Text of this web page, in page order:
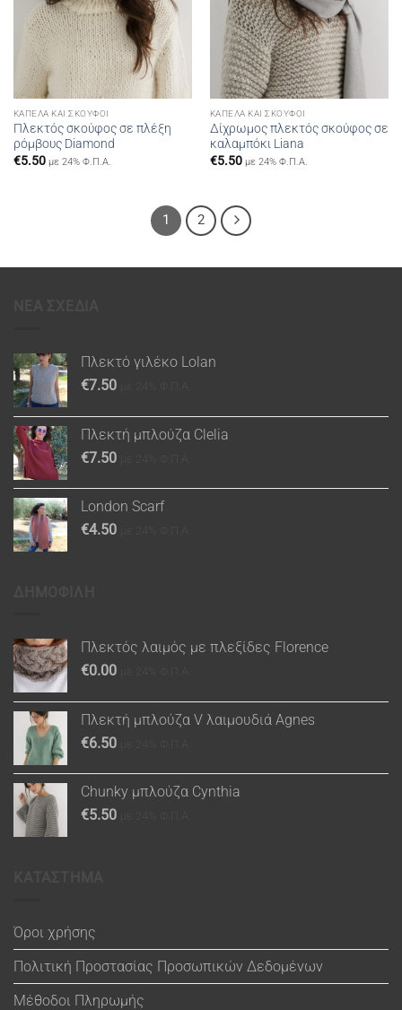
ΚΑΠΈΛΑ ΚΑΙ ΣΚΟΎΦΟΙ
Πλεκτός σκούφος σε πλέξη
ρόμβους Diamond
€5.50 με 24% Φ.Π.Α.
ΚΑΠΈΛΑ ΚΑΙ ΣΚΟΎΦΟΙ
Δίχρωμος πλεκτός σκούφος σε
καλαμπόκι Liana
€5.50 με 24% Φ.Π.Α.
1 2
Πλεκτό γιλέκο Lolan
€7.50
Πλεκτή μπλούζα Clelia
€7.50
London Scarf
€4.50
Πλεκτός λαιμός με πλεξίδες Florence
€0.00
Πλεκτή μπλούζα V λαιμουδιά Agnes
€6.50
Chunky μπλούζα Cynthia
€5.50
Όροι χρήσης
Πολιτική Προστασίας Προσωπικών Δεδομένων
Μέθοδοι Πληρωμής